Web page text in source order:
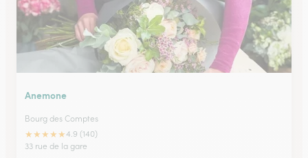
Anemone
Bourg des Comptes
★★★★★4.9 (140)
33 rue de la gare